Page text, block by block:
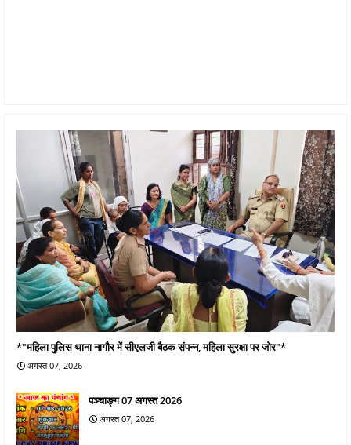
*"महिला पुलिस थाना नागौर में सीएलजी बैठक संपन्न, महिला सुरक्षा पर जोर"*
अगस्त 07, 2026
पञ्चाङ्ग 07 अगस्त 2026
अगस्त 07, 2026